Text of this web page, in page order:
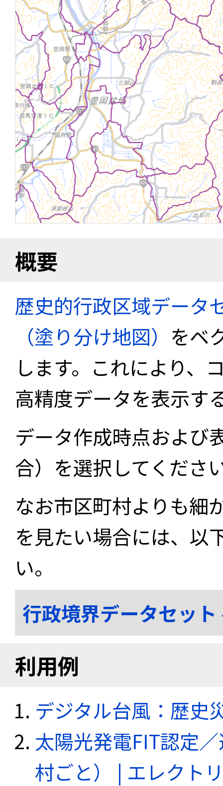
概要
歴史的行政区域データ
（塗り分け地図） をベ
します。これにより、
高精度データを表示す
データ作成時点および
合）を選択してくださ
なお市区町村よりも細
を見たい場合には、以
い。
行政境界データセッ
利用例
デジタル台風：歴史
太陽光発電FIT認定
村ごと） | エレクト